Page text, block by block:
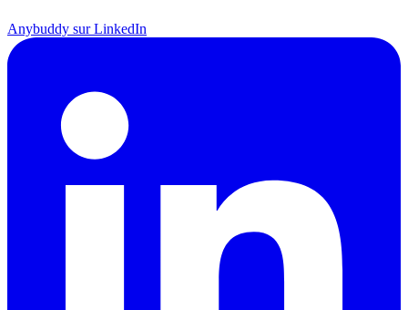
Anybuddy sur LinkedIn